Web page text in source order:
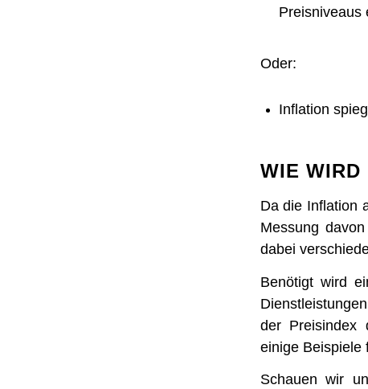
Preisniveaus
Oder:
Inflation
WIE WIRD
Da die Inflation
Messung
dabei
Benötigt wird
der Preisindex
einige Beispiele
Schauen wir